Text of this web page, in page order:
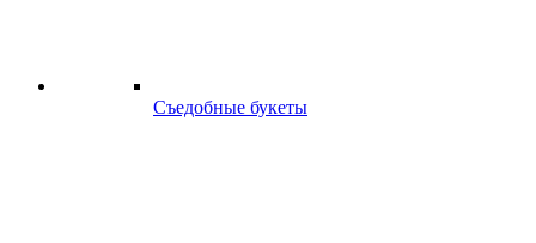
Съедобные букеты